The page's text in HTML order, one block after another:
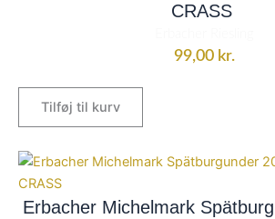
CRASS
99,00 kr.
Tilføj til kurv
Erbacher Michelmark